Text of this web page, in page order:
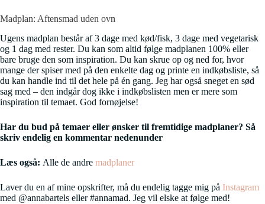
Madplan: Aftensmad uden ovn
Ugens madplan består af 3 dage med kød/fisk, 3 dage med vegetarisk
og 1 dag med rester. Du kan som altid følge madplanen 100% eller
bare bruge den som inspiration. Du kan skrue op og ned for, hvor
mange der spiser med på den enkelte dag og printe en indkøbsliste, så
du kan handle ind til det hele på én gang. Jeg har også sneget en sød
sag med – den indgår dog ikke i indkøbslisten men er mere som
inspiration til temaet. God fornøjelse!
Har du bud på temaer eller ønsker til fremtidige madplaner? Så
skriv endelig en kommentar nedenunder
Læs også: Alle de andre madplaner
Laver du en af mine opskrifter, må du endelig tagge mig på Instagram
med @annabartels eller #annamad. Jeg vil elske at følge med!